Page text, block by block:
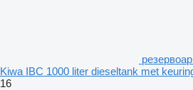
Kiwa IBC 1000 liter dieseltank met
16